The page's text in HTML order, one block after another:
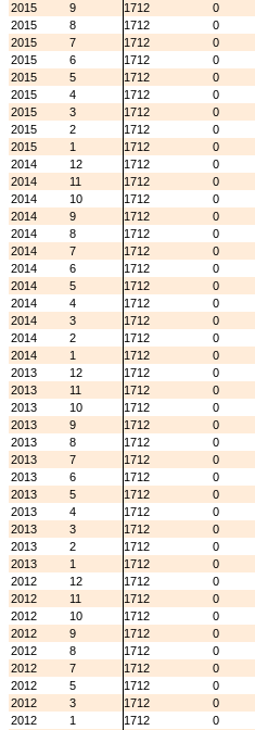
2015
9 1712
0
2015
8 1712
0
2015
7 1712
0
2015
6 1712
0
2015
5 1712
0
2015
4 1712
0
2015
3 1712
0
2015
2 1712
0
2015
1 1712
0
2014
12 1712
0
2014
11 1712
0
2014
10 1712
0
2014
9 1712
0
2014
8 1712
0
2014
7 1712
0
2014
6 1712
0
2014
5 1712
0
2014
4 1712
0
2014
3 1712
0
2014
2 1712
0
2014
1 1712
0
2013
12 1712
0
2013
11 1712
0
2013
10 1712
0
2013
9 1712
0
2013
8 1712
0
2013
7 1712
0
2013
6 1712
0
2013
5 1712
0
2013
4 1712
0
2013
3 1712
0
2013
2 1712
0
2013
1 1712
0
2012
12 1712
0
2012
11 1712
0
2012
10 1712
0
2012
9 1712
0
2012
8 1712
0
2012
7 1712
0
2012
5 1712
0
2012
3 1712
0
2012
1 1712
0